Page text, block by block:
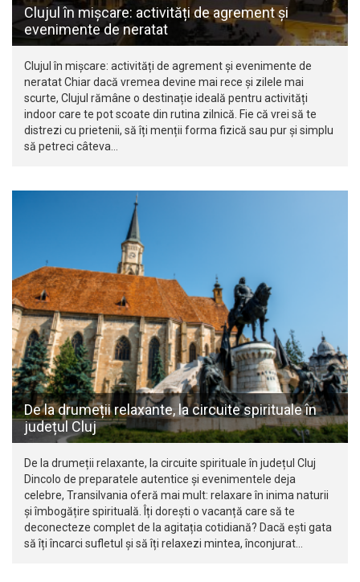
Clujul în mișcare: activități de agrement și
evenimente de neratat
Clujul în mișcare: activități de agrement și evenimente de
neratat Chiar dacă vremea devine mai rece și zilele mai
scurte, Clujul rămâne o destinație ideală pentru activități
indoor care te pot scoate din rutina zilnică. Fie că vrei să te
distrezi cu prietenii, să îți menții forma fizică sau pur și simplu
să petreci câteva…
De la drumeții relaxante, la circuite spirituale în
județul Cluj
De la drumeții relaxante, la circuite spirituale în județul Cluj
Dincolo de preparatele autentice și evenimentele deja
celebre, Transilvania oferă mai mult: relaxare în inima naturii
și îmbogățire spirituală. Îți dorești o vacanță care să te
deconecteze complet de la agitația cotidiană? Dacă ești gata
să îți încarci sufletul și să îți relaxezi mintea, înconjurat…